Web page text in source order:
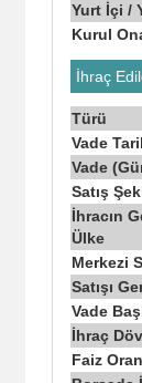
Yurt İçi /
Kurul
İhraç
Türü
Vade
Vade
Satış
İhracın
Ülke
Merkezi
Satışı
Vade
İhraç
Faiz